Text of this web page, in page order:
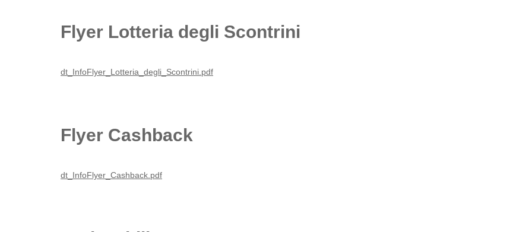
Flyer Lotteria degli Scontrini
dt_InfoFlyer_Lotteria_degli_Scontrini.pdf
Flyer Cashback
dt_InfoFlyer_Cashback.pdf